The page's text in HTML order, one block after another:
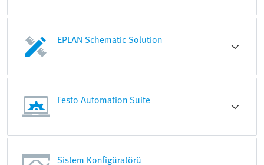
EPLAN Schematic Solution
Festo Automation Suite
Sistem Konfigüratörü